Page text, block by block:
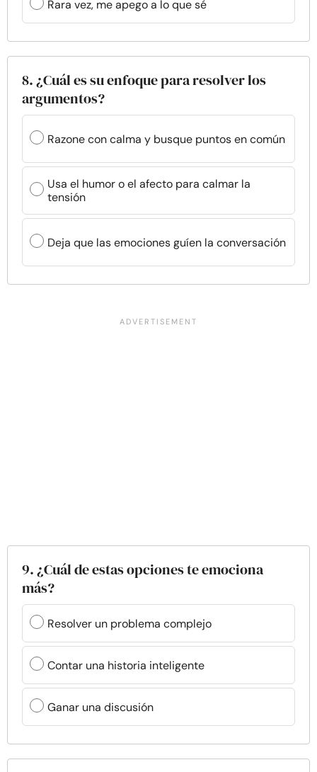
Rara vez, me apego a lo que sé
8. ¿Cuál es su enfoque para resolver los
argumentos?
Razone con calma y busque puntos en común
Usa el humor o el afecto para calmar la
tensión
Deja que las emociones guíen la conversación
9. ¿Cuál de estas opciones te emociona
más?
Resolver un problema complejo
Contar una historia inteligente
Ganar una discusión